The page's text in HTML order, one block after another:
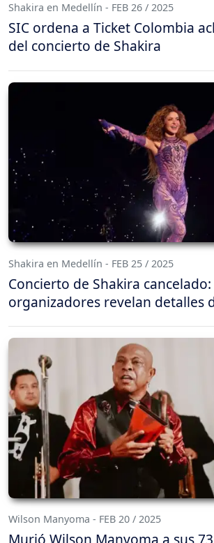
Shakira en Medellín - FEB 26 / 2025
SIC ordena a Ticket Colombia
del concierto de Shakira
Shakira en Medellín - FEB 25 / 2025
Concierto de Shakira cancelado:
organizadores revelan detalles
Wilson Manyoma - FEB 20 / 2025
Murió Wilson Manyoma a sus